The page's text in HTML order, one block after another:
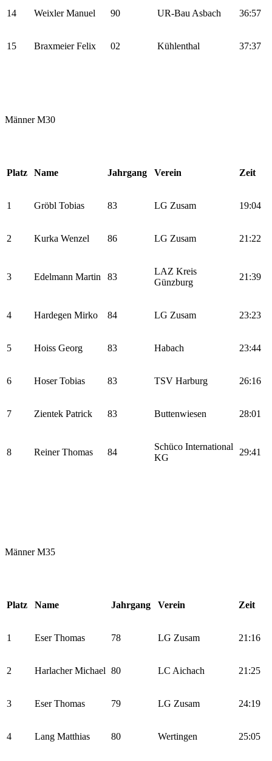
14 Weixler Manuel 90 UR-Bau Asbach 36:57
15 Braxmeier Felix 02 Kühlenthal 37:37
Männer M30
Platz Name Jahrgang Verein Zeit
1 Gröbl Tobias 83 LG Zusam 19:04
2 Kurka Wenzel 86 LG Zusam 21:22
3 Edelmann Martin 83
LAZ Kreis
Günzburg
21:39
4 Hardegen Mirko 84 LG Zusam 23:23
5 Hoiss Georg 83 Habach 23:44
6 Hoser Tobias 83 TSV Harburg 26:16
7 Zientek Patrick 83 Buttenwiesen 28:01
8 Reiner Thomas 84
Schüco International
KG
29:41
Männer M35
Platz Name Jahrgang Verein Zeit
1 Eser Thomas 78 LG Zusam 21:16
2 Harlacher Michael 80 LC Aichach 21:25
3 Eser Thomas 79 LG Zusam 24:19
4 Lang Matthias 80 Wertingen 25:05